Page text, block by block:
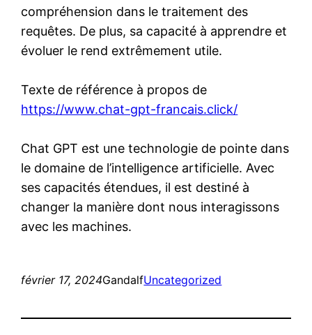
compréhension dans le traitement des
requêtes. De plus, sa capacité à apprendre et
évoluer le rend extrêmement utile.
Texte de référence à propos de
https://www.chat-gpt-francais.click/
Chat GPT est une technologie de pointe dans
le domaine de l’intelligence artificielle. Avec
ses capacités étendues, il est destiné à
changer la manière dont nous interagissons
avec les machines.
février 17, 2024GandalfUncategorized